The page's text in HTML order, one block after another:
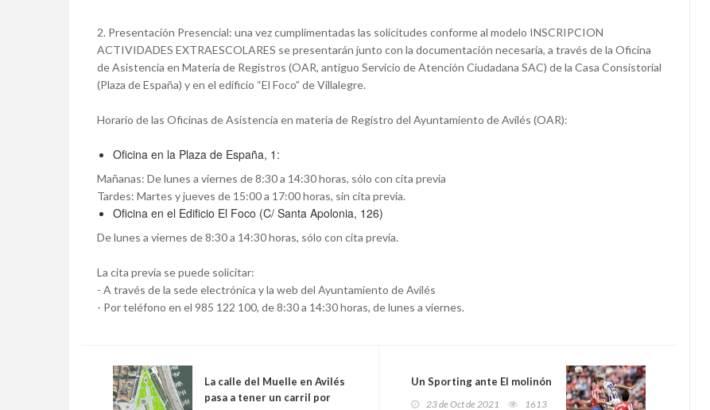
2. Presentación Presencial: una vez cumplimentadas las solicitudes conforme al modelo INSCRIPCION
ACTIVIDADES EXTRAESCOLARES se presentarán junto con la documentación necesaria, a través de la Oficina
de Asistencia en Materia de Registros (OAR, antiguo Servicio de Atención Ciudadana SAC) de la Casa Consistorial
(Plaza de España) y en el edificio “El Foco” de Villalegre.
Horario de las Oficinas de Asistencia en materia de Registro del Ayuntamiento de Avilés (OAR):
Oficina en la Plaza de España, 1:
Mañanas: De lunes a viernes de 8:30 a 14:30 horas, sólo con cita previa
Tardes: Martes y jueves de 15:00 a 17:00 horas, sin cita previa.
Oficina en el Edificio El Foco (C/ Santa Apolonia, 126)
De lunes a viernes de 8:30 a 14:30 horas, sólo con cita previa.
La cita previa se puede solicitar:
- A través de la sede electrónica y la web del Ayuntamiento de Avilés
- Por teléfono en el 985 122 100, de 8:30 a 14:30 horas, de lunes a viernes.
La calle del Muelle en Avilés
pasa a tener un carril por
Un Sporting ante El molinón
23 de Oct de 2021 1613